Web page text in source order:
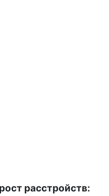
расстройств: